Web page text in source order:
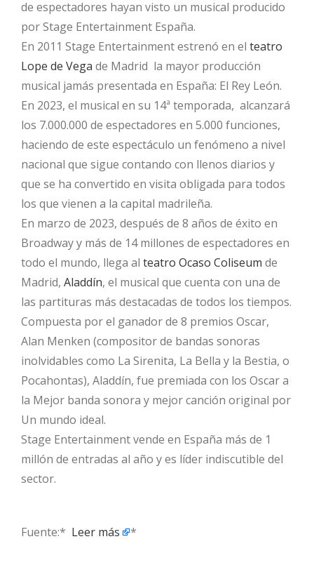
de espectadores hayan visto un musical producido
por Stage Entertainment España.
En 2011 Stage Entertainment estrenó en el teatro
Lope de Vega de Madrid la mayor producción
musical jamás presentada en España: El Rey León.
En 2023, el musical en su 14ª temporada, alcanzará
los 7.000.000 de espectadores en 5.000 funciones,
haciendo de este espectáculo un fenómeno a nivel
nacional que sigue contando con llenos diarios y
que se ha convertido en visita obligada para todos
los que vienen a la capital madrileña.
En marzo de 2023, después de 8 años de éxito en
Broadway y más de 14 millones de espectadores en
todo el mundo, llega al teatro Ocaso Coliseum de
Madrid, Aladdín, el musical que cuenta con una de
las partituras más destacadas de todos los tiempos.
Compuesta por el ganador de 8 premios Oscar,
Alan Menken (compositor de bandas sonoras
inolvidables como La Sirenita, La Bella y la Bestia, o
Pocahontas), Aladdín, fue premiada con los Oscar a
la Mejor banda sonora y mejor canción original por
Un mundo ideal.
Stage Entertainment vende en España más de 1
millón de entradas al año y es líder indiscutible del
sector.
Fuente:* ​ Leer más *